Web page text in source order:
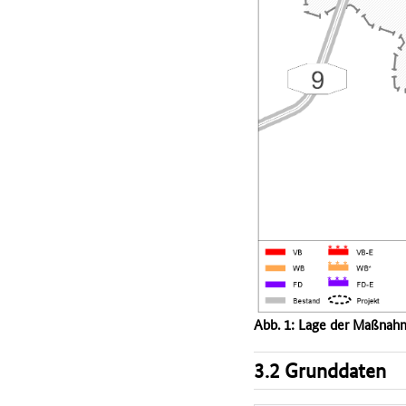
Abb. 1: Lage der
3.2 Grunddaten